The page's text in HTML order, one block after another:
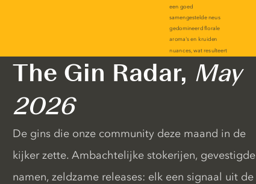
The Gin Radar, May
2026
De gins die onze community deze maand in de
kijker zette. Ambachtelijke stokerijen, gevestigde
namen, zeldzame releases: elk een signaal uit de